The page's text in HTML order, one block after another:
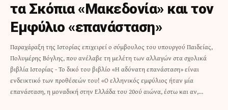
τα Σκόπια «Μακεδονία» και τον
Εμφύλιο «επανάσταση»
Παραχάραξη της Ιστορίας επιχειρεί ο σύμβουλος του υπουργού Παιδείας,
Πολυμέρης Βόγλης, που ανέλαβε τη μελέτη των αλλαγών στα σχολικά
βιβλία Ιστορίας - Το δικό του βιβλίο «Η αδύνατη επανάσταση» είναι
ενδεικτικό των προθέσεών του! «Ο ελληνικός εμφύλιος ήταν μία
επανάσταση, η μοναδική στην Ελλάδα του 20ού αιώνα, έστω και αν,…